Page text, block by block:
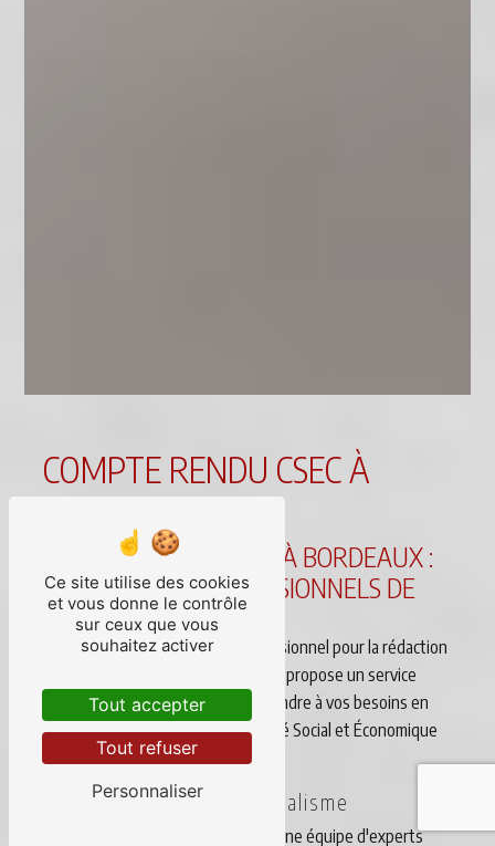
COMPTE RENDU CSEC À
BORDEAUX
COMPTE RENDU CSEC À BORDEAUX :
LES SERVICES PROFESSIONNELS DE
DICTO
DE DICTO, votre partenaire professionnel pour la rédaction
de compte rendu CSEC à Bordeaux, propose un service
complet et personnalisé pour répondre à vos besoins en
matière de compte rendu de Comité Social et Économique
Expertise et professionnalisme
DE DICTO met à votre disposition une équipe d'experts
Ce site utilise des cookies
et vous donne le contrôle
sur ceux que vous
souhaitez activer
Tout accepter
Tout refuser
Personnaliser